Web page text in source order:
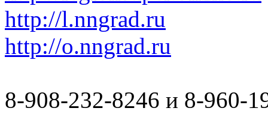
http://l.nngrad.ru
http://o.nngrad.ru
8-908-232-8246 и 8-960-